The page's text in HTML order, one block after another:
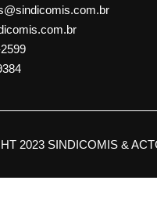
2023 SINDICOMIS &